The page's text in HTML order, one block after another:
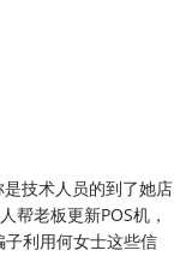
技术人员的到了她店
帮老板更新POS机，
利用何女士这些信